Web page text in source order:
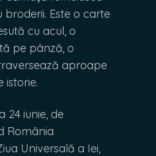
Este o carte
cu acul, o
pe pânză, o
aproape
istorie.
24 iunie, de
România
Universală a Iei,